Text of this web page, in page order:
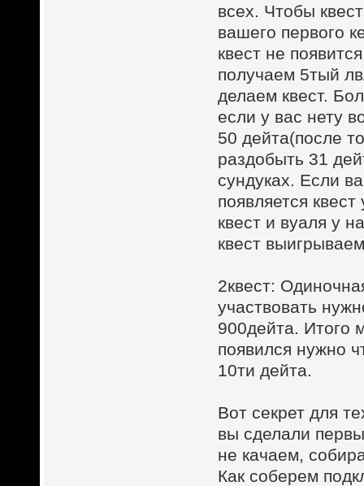
всех. Чтобы
вашего первого
квест не
получаем 5тый
делаем квест.
если у вас нету
50 дейта(после
раздобыть 31
сундуках. Если
появляется
квест и вуаля у
квест
2квест:
участвовать
900дейта. Итого
появился нужно
10ти дейта.
Вот секрет для
вы сделали
не качаем,
Как соберем